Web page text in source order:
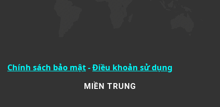
Chính sách bảo mật Điều khoản sử dụng
MIỀN TRUNG